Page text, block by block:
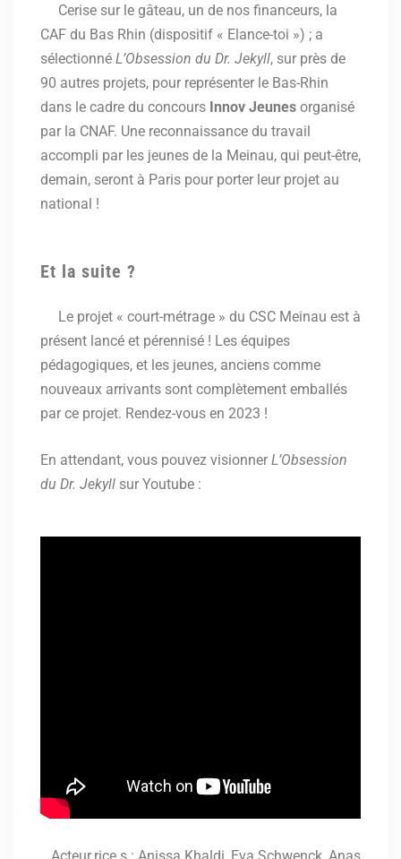
Cerise sur le gâteau, un de nos financeurs, la
CAF du Bas Rhin (dispositif « Elance-toi ») ; a
sélectionné L’Obsession du Dr. Jekyll, sur près de
90 autres projets, pour représenter le Bas-Rhin
dans le cadre du concours Innov Jeunes organisé
par la CNAF. Une reconnaissance du travail
accompli par les jeunes de la Meinau, qui peut-être,
demain, seront à Paris pour porter leur projet au
national !
Et la suite ?
Le projet « court-métrage » du CSC Meinau est à
présent lancé et pérennisé ! Les équipes
pédagogiques, et les jeunes, anciens comme
nouveaux arrivants sont complètement emballés
par ce projet. Rendez-vous en 2023 !
En attendant, vous pouvez visionner L’Obsession
du Dr. Jekyll sur Youtube :